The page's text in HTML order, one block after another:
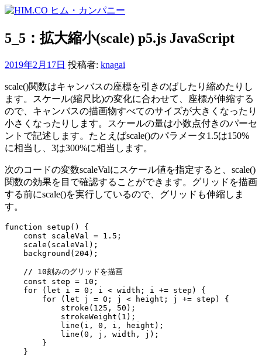
コ
テ
ン
へ
ス
キ
ッ
プ
5_5：拡大縮小(scale) p5.js JavaScript
2019年2月17日 投稿者: knagai
scale()関数はキャンバスの座標を引きのばしたり縮めたりし
ます。スケール(縮尺比)の変化に合わせて、座標が伸縮する
ので、キャンバスの描画物すべてのサイズが大きくなったり
小さくなったりします。スケールの量は小数点付きのパーセ
ントで記述します。たとえばscale()のパラメータ1.5は150%
に相当し、3は300%に相当します。
次のコードの変数scaleValにスケール値を指定すると、scale()
関数の効果を目で確認することができます。グリッドを描画
する前にscale()を実行しているので、グリッドも伸縮しま
す。
function setup() {
    const scaleVal = 1.5;
    scale(scaleVal);
    background(204);
    // 10刻みのグリッドを描画
    const step = 10;
    for (let i = 0; i < width; i += step) {
        for (let j = 0; j < height; j += step) {
            stroke(125, 50);
            strokeWeight(1);
            line(i, 0, i, height);
            line(0, j, width, j);
        }
    }